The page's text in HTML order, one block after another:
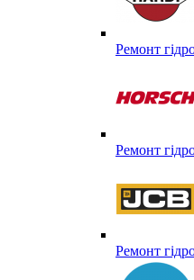
Ремонт
Ремонт
Ремонт